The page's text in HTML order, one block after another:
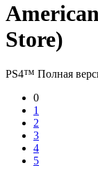
Store)
PS4™ Полная
0
1
2
3
4
5